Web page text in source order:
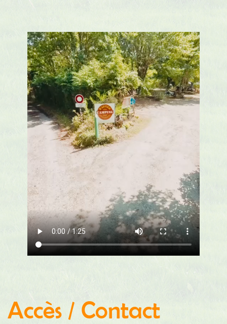
Accès / Contact